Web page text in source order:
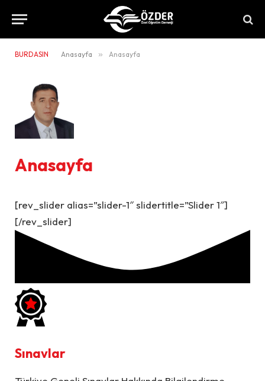
BURDASIN Anasayfa » Anasayfa
Anasayfa
[rev_slider alias=”slider-1″ slidertitle=”Slider 1″]
[/rev_slider]
Sınavlar